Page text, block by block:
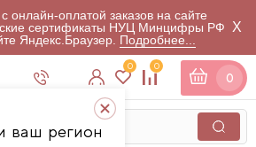
онлайн-оплатой заказов на сайте
сертификаты НУЦ Минцифры РФ
Яндекс.Браузер. Подробнее...
X
ваш регион
0 0
0